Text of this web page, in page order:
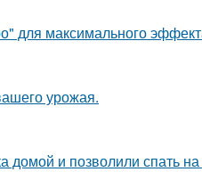
для максимального
урожая.
домой и позволили спать